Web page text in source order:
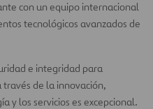
con un equipo internacional
tecnológicos avanzados de
e integridad para
de la innovación,
y los servicios es excepcional.